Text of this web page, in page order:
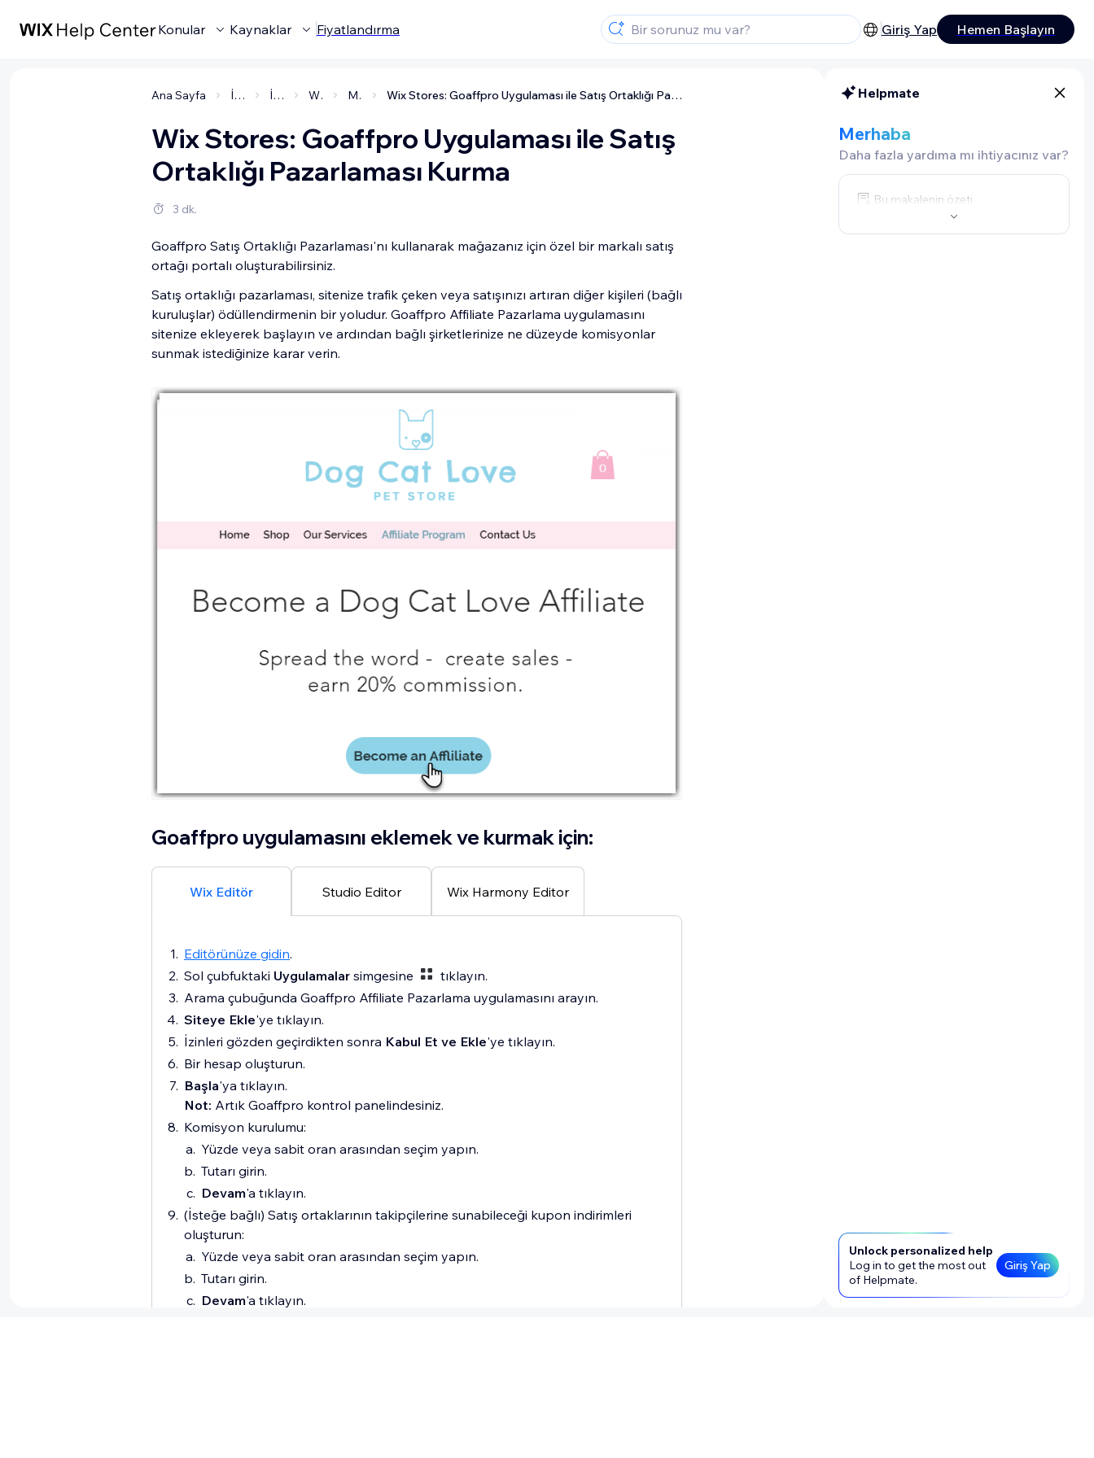
Konular Kaynaklar Fiyatlandırma Giriş Yap Hemen Başlayın
Ana Sayfa İşletmenizi Yönetme İşletme Çözümleri ve Uygulamalar Wix Stores Mağaza Satışlarınızı Artırma Wix Stores: Goaffpro Uygulaması ile Satış Ortaklığı Pazarlaması Kurma
Wix Stores: Goaffpro Uygulaması ile Satış
Ortaklığı Pazarlaması Kurma
3 dk.
Goaffpro Satış Ortaklığı Pazarlaması'nı kullanarak mağazanız için özel bir markalı satış
ortağı portalı oluşturabilirsiniz.
Satış ortaklığı pazarlaması, sitenize trafik çeken veya satışınızı artıran diğer kişileri (bağlı
kuruluşlar) ödüllendirmenin bir yoludur. Goaffpro Affiliate Pazarlama uygulamasını
sitenize ekleyerek başlayın ve ardından bağlı şirketlerinize ne düzeyde komisyonlar
sunmak istediğinize karar verin.
Goaffpro uygulamasını eklemek ve kurmak için:
Wix Editör Studio Editor Wix Harmony Editor
Editörünüze gidin.
Sol çubfuktaki Uygulamalar simgesine
tıklayın.
Arama çubuğunda Goaffpro Affiliate Pazarlama uygulamasını arayın.
Siteye Ekle'ye tıklayın.
İzinleri gözden geçirdikten sonra Kabul Et ve Ekle'ye tıklayın.
Bir hesap oluşturun.
Başla'ya tıklayın.
Not: Artık Goaffpro kontrol panelindesiniz.
Komisyon kurulumu:
Yüzde veya sabit oran arasından seçim yapın.
Tutarı girin.
Devam'a tıklayın.
(İsteğe bağlı) Satış ortaklarının takipçilerine sunabileceği kupon indirimleri
oluşturun:
Yüzde veya sabit oran arasından seçim yapın.
Tutarı girin.
Devam'a tıklayın.
Helpmate
Merhaba
Daha fazla yardıma mı ihtiyacınız var?
Bu makalenin özeti
Unlock personalized help
Log in to get the most out
of Helpmate.
Giriş Yap